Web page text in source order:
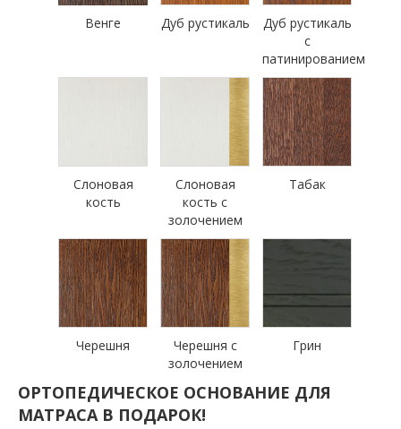
Венге Дуб рустикаль
Дуб рустикаль
с
патинированием
Слоновая
кость
Слоновая
кость с
золочением
Табак
Черешня
Черешня с
золочением
Грин
ОРТОПЕДИЧЕСКОЕ ОСНОВАНИЕ ДЛЯ
МАТРАСА В ПОДАРОК!